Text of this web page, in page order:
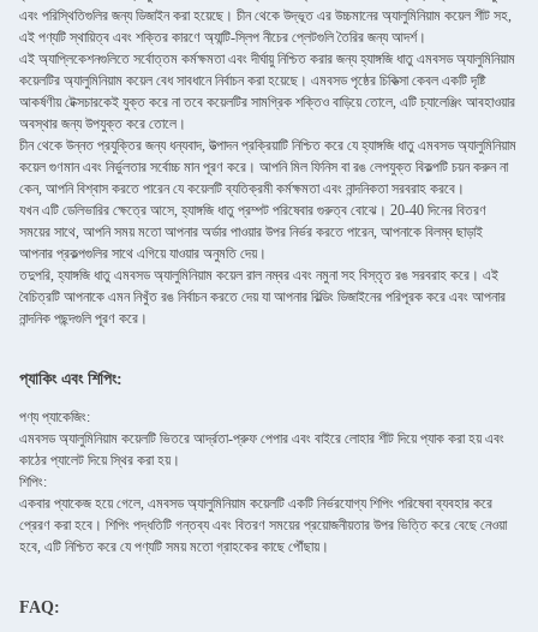
এবং পরিস্থিতিগুলির জন্য ডিজাইন করা হয়েছে। চীন থেকে উদ্ভূত এর উচ্চমানের অ্যালুমিনিয়াম কয়েল শীট সহ,
এই পণ্যটি স্থায়িত্ব এবং শক্তির কারণে অ্যান্টি-স্লিপ নীচের প্লেটগুলি তৈরির জন্য আদর্শ।
এই অ্যাপ্লিকেশনগুলিতে সর্বোত্তম কর্মক্ষমতা এবং দীর্ঘায়ু নিশ্চিত করার জন্য হ্যাঙ্গজি ধাতু এমবসড অ্যালুমিনিয়াম
কয়েলটির অ্যালুমিনিয়াম কয়েল বেধ সাবধানে নির্বাচন করা হয়েছে। এমবসড পৃষ্ঠের চিকিত্সা কেবল একটি দৃষ্টি
আকর্ষণীয় টেক্সচারকেই যুক্ত করে না তবে কয়েলটির সামগ্রিক শক্তিও বাড়িয়ে তোলে, এটি চ্যালেঞ্জিং আবহাওয়ার
অবস্থার জন্য উপযুক্ত করে তোলে।
চীন থেকে উন্নত প্রযুক্তির জন্য ধন্যবাদ, উত্পাদন প্রক্রিয়াটি নিশ্চিত করে যে হ্যাঙ্গজি ধাতু এমবসড অ্যালুমিনিয়াম
কয়েল গুণমান এবং নির্ভুলতার সর্বোচ্চ মান পূরণ করে। আপনি মিল ফিনিস বা রঙ লেপযুক্ত বিকল্পটি চয়ন করুন না
কেন, আপনি বিশ্বাস করতে পারেন যে কয়েলটি ব্যতিক্রমী কর্মক্ষমতা এবং নান্দনিকতা সরবরাহ করবে।
যখন এটি ডেলিভারির ক্ষেত্রে আসে, হ্যাঙ্গজি ধাতু প্রম্পট পরিষেবার গুরুত্ব বোঝে। 20-40 দিনের বিতরণ
সময়ের সাথে, আপনি সময় মতো আপনার অর্ডার পাওয়ার উপর নির্ভর করতে পারেন, আপনাকে বিলম্ব ছাড়াই
আপনার প্রকল্পগুলির সাথে এগিয়ে যাওয়ার অনুমতি দেয়।
তদুপরি, হ্যাঙ্গজি ধাতু এমবসড অ্যালুমিনিয়াম কয়েল রাল নম্বর এবং নমুনা সহ বিস্তৃত রঙ সরবরাহ করে। এই
বৈচিত্রটি আপনাকে এমন নিখুঁত রঙ নির্বাচন করতে দেয় যা আপনার বিল্ডিং ডিজাইনের পরিপূরক করে এবং আপনার
নান্দনিক পছন্দগুলি পূরণ করে।
প্যাকিং এবং শিপিং:
পণ্য প্যাকেজিং:
এমবসড অ্যালুমিনিয়াম কয়েলটি ভিতরে আর্দ্রতা-প্রুফ পেপার এবং বাইরে লোহার শীট দিয়ে প্যাক করা হয় এবং
কাঠের প্যালেট দিয়ে স্থির করা হয়।
শিপিং:
একবার প্যাকেজ হয়ে গেলে, এমবসড অ্যালুমিনিয়াম কয়েলটি একটি নির্ভরযোগ্য শিপিং পরিষেবা ব্যবহার করে
প্রেরণ করা হবে। শিপিং পদ্ধতিটি গন্তব্য এবং বিতরণ সময়ের প্রয়োজনীয়তার উপর ভিত্তি করে বেছে নেওয়া
হবে, এটি নিশ্চিত করে যে পণ্যটি সময় মতো গ্রাহকের কাছে পৌঁছায়।
FAQ: